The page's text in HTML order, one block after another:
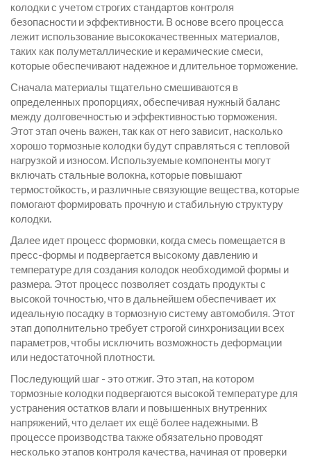
колодки с учетом строгих стандартов контроля
безопасности и эффективности. В основе всего процесса
лежит использование высококачественных материалов,
таких как полуметаллические и керамические смеси,
которые обеспечивают надежное и длительное торможение.
Сначала материалы тщательно смешиваются в
определенных пропорциях, обеспечивая нужный баланс
между долговечностью и эффективностью торможения.
Этот этап очень важен, так как от него зависит, насколько
хорошо тормозные колодки будут справляться с тепловой
нагрузкой и износом. Используемые компоненты могут
включать стальные волокна, которые повышают
термостойкость, и различные связующие вещества, которые
помогают формировать прочную и стабильную структуру
колодки.
Далее идет процесс формовки, когда смесь помещается в
пресс-формы и подвергается высокому давлению и
температуре для создания колодок необходимой формы и
размера. Этот процесс позволяет создать продукты с
высокой точностью, что в дальнейшем обеспечивает их
идеальную посадку в тормозную систему автомобиля. Этот
этап дополнительно требует строгой синхронизации всех
параметров, чтобы исключить возможность деформации
или недостаточной плотности.
Последующий шаг - это отжиг. Это этап, на котором
тормозные колодки подвергаются высокой температуре для
устранения остатков влаги и повышенных внутренних
напряжений, что делает их ещё более надежными. В
процессе производства также обязательно проводят
несколько этапов контроля качества, начиная от проверки